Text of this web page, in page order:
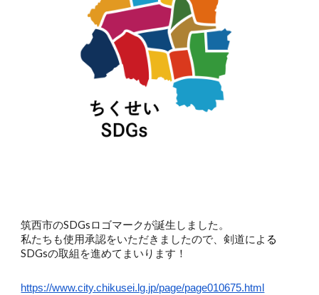
筑西市のSDGsロゴマークが誕生しました。
私たちも使用承認をいただきましたので、剣道によ る
SDGsの取組を進めてまいります！
https://www.city.chikusei.lg.jp/page/page010675.html